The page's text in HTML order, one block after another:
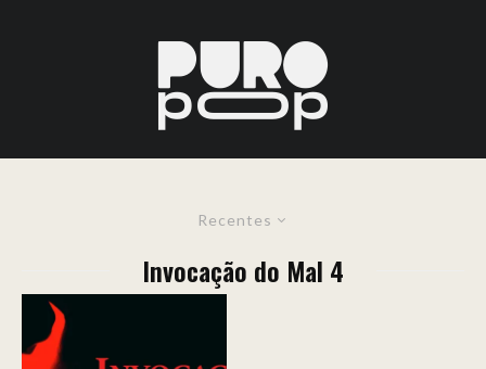
Recentes
Invocação do Mal 4